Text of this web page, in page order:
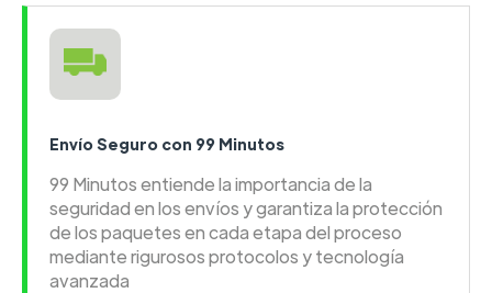
Envío Seguro con 99 Minutos
99 Minutos entiende la importancia de la
seguridad en los envíos y garantiza la protección
de los paquetes en cada etapa del proceso
mediante rigurosos protocolos y tecnología
avanzada